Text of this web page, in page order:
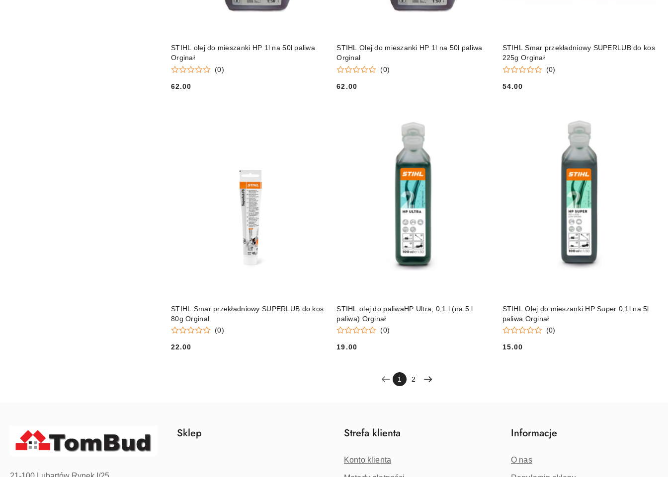
STIHL olej do mieszanki HP 1l na 50l paliwa
Orginał
(0)
Cena:
62.00
STIHL Olej do mieszanki HP 1l na 50l paliwa
Orginał
(0)
Cena:
62.00
STIHL Smar przekładniowy SUPERLUB do kos
225g Orginał
(0)
Cena:
54.00
STIHL Smar przekładniowy SUPERLUB do kos
80g Orginał
(0)
Cena:
22.00
STIHL olej do paliwaHP Ultra, 0,1 l (na 5 l
paliwa) Orginał
(0)
Cena:
19.00
STIHL Olej do mieszanki HP Super 0,1l na 5l
paliwa Orginał
(0)
Cena:
15.00
1 2
Sklep Strefa klienta
Konto klienta
Informacje
O nas